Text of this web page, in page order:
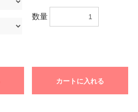
数量
カートに入れる